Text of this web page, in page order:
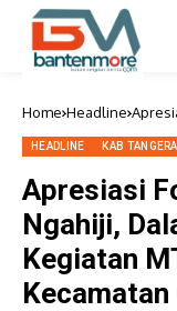
Home Headline
HEADLINE KAB
Apresiasi
Ngahiji,
Kegiatan
Kecamatan